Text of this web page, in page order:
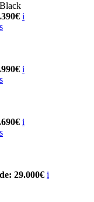
i
i
i
29.000€ i